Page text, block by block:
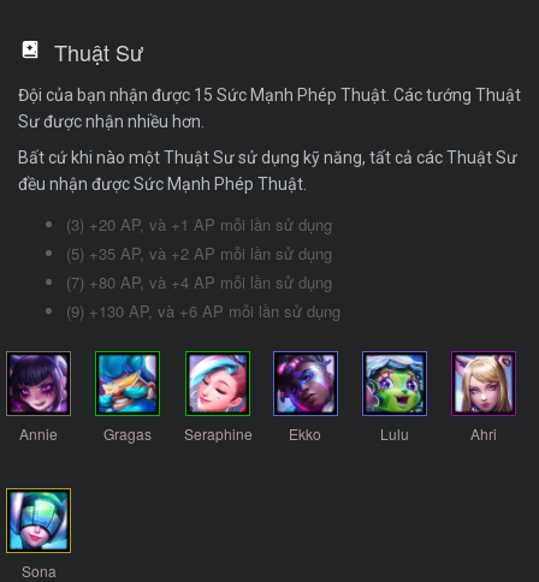
Thuật Sư
Đội của bạn nhận được 15 Sức Mạnh Phép Thuật. Các tướng Thuật
Sư được nhận nhiều hơn.
Bất cứ khi nào một Thuật Sư sử dụng kỹ năng, tất cả các Thuật Sư
đều nhận được Sức Mạnh Phép Thuật.
(3) +20 AP, và +1 AP mỗi lần sử dụng
(5) +35 AP, và +2 AP mỗi lần sử dụng
(7) +80 AP, và +4 AP mỗi lần sử dụng
(9) +130 AP, và +6 AP mỗi lần sử dụng
Annie Gragas Seraphine Ekko Lulu Ahri
Sona